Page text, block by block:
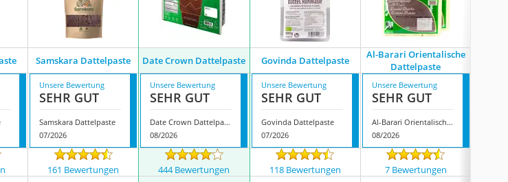
Samskara Dattelpaste Date Crown Dattelpaste Govinda Dattelpaste
Al-Barari Orientalische
Dattelpaste
Unsere Bewertung
SEHR GUT
Samskara Dattelpaste
07/2026
Unsere Bewertung
SEHR GUT
Date Crown Dattelpaste
08/2026
Unsere Bewertung
SEHR GUT
Govinda Dattelpaste
07/2026
Unsere Bewertung
SEHR GUT
Al-Barari Orientalische Dattelpaste
08/2026
161 Bewertungen 444 Bewertungen 118 Bewertungen 7 Bewertungen